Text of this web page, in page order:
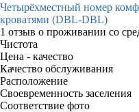
Четырёхместный номер
кроватями (DBL-DBL)
1 отзыв о проживании со
Чистота
Цена - качество
Качество обслуживания
Расположение
Своевременность заселения
Соответствие фото